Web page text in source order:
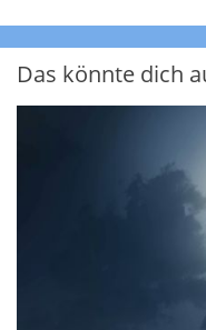
Das könnte dich